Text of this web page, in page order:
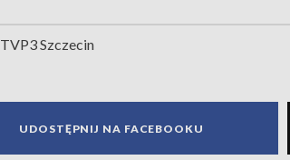
TVP3 Szczecin
UDOSTĘPNIJ NA FACEBOOKU